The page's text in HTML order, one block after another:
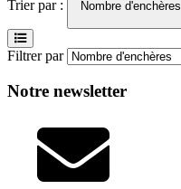
Trier par :
Nombre d'enchères
Filtrer par
Notre newsletter